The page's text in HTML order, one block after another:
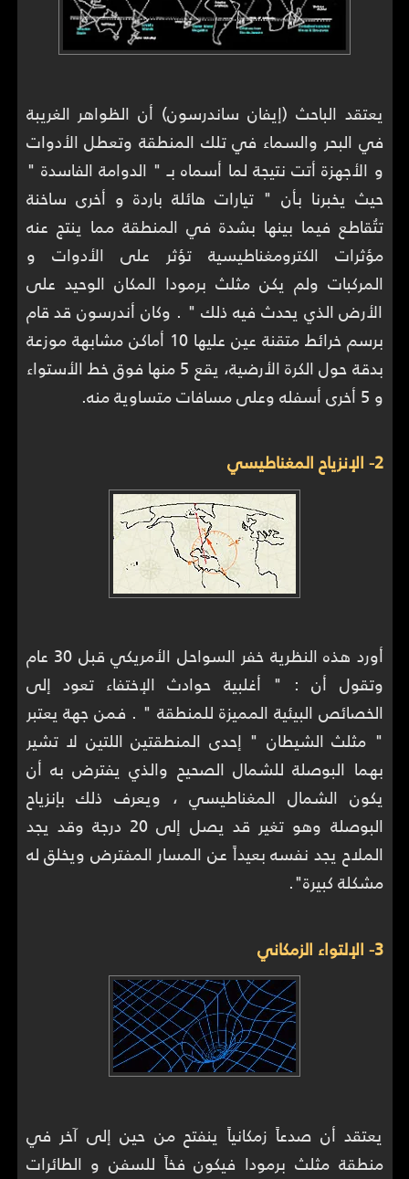
يعتقد الباحث (إيفان ساندرسون) أن الظواهر الغريبة
في البحر والسماء في تلك المنطقة وتعطل الأدوات
و الأجهزة أتت نتيجة لما أسماه بـ " الدوامة الفاسدة "
حيث يخبرنا بأن " تيارات هائلة باردة و أخرى ساخنة
تتُقاطع فيما بينها بشدة في المنطقة مما ينتج عنه
مؤثرات الكترومغناطيسية تؤثر على الأدوات و
المركبات ولم يكن مثلث برمودا المكان الوحيد على
الأرض الذي يحدث فيه ذلك " . وكان أندرسون قد قام
برسم خرائط متقنة عين عليها 10 أماكن مشابهة موزعة
بدقة حول الكرة الأرضية، يقع 5 منها فوق خط الأستواء
و 5 أخرى أسفله وعلى مسافات متساوية منه.
2- الإنزياح المغناطيسي
أورد هذه النظرية خفر السواحل الأمريكي قبل 30 عام
وتقول أن : " أغلبية حوادث الإختفاء تعود إلى
الخصائص البيئية المميزة للمنطقة " . فمن جهة يعتبر
" مثلث الشيطان " إحدى المنطقتين اللتين لا تشير
بهما البوصلة للشمال الصحيح والذي يفترض به أن
يكون الشمال المغناطيسي ، ويعرف ذلك بإنزياح
البوصلة وهو تغير قد يصل إلى 20 درجة وقد يجد
الملاح يجد نفسه بعيداً عن المسار المفترض ويخلق له
مشكلة كبيرة".
3- الإلتواء الزمكاني
يعتقد أن صدعاً زمكانياً ينفتح من حين إلى آخر في
منطقة مثلث برمودا فيكون فخاً للسفن و الطائرات